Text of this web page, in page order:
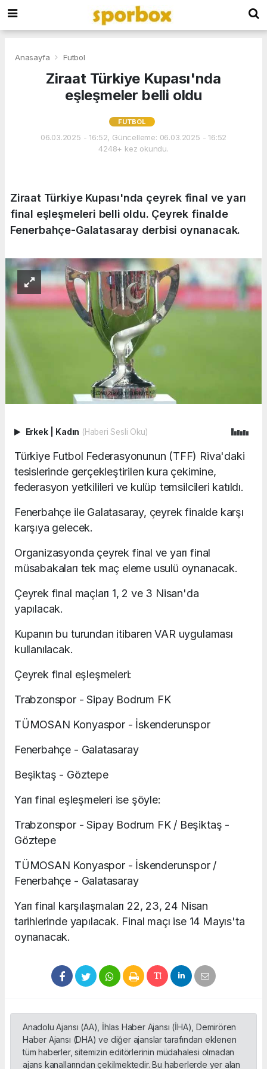
Anasayfa Futbol
Ziraat Türkiye Kupası'nda
eşleşmeler belli oldu
FUTBOL
06.03.2025 - 16:52, Güncelleme: 06.03.2025 - 16:52
4248+ kez okundu.
Ziraat Türkiye Kupası'nda çeyrek final ve yarı
final eşleşmeleri belli oldu. Çeyrek finalde
Fenerbahçe-Galatasaray derbisi oynanacak.
Erkek Kadın (Haberi Sesli Oku)
Türkiye Futbol Federasyonunun (TFF) Riva'daki
tesislerinde gerçekleştirilen kura çekimine,
federasyon yetkilileri ve kulüp temsilcileri katıldı.
Fenerbahçe ile Galatasaray, çeyrek finalde karşı
karşıya gelecek.
Organizasyonda çeyrek final ve yarı final
müsabakaları tek maç eleme usulü oynanacak.
Çeyrek final maçları 1, 2 ve 3 Nisan'da
yapılacak.
Kupanın bu turundan itibaren VAR uygulaması
kullanılacak.
Çeyrek final eşleşmeleri:
Trabzonspor - Sipay Bodrum FK
TÜMOSAN Konyaspor - İskenderunspor
Fenerbahçe - Galatasaray
Beşiktaş - Göztepe
Yarı final eşleşmeleri ise şöyle:
Trabzonspor - Sipay Bodrum FK / Beşiktaş -
Göztepe
TÜMOSAN Konyaspor - İskenderunspor /
Fenerbahçe - Galatasaray
Yarı final karşılaşmaları 22, 23, 24 Nisan
tarihlerinde yapılacak. Final maçı ise 14 Mayıs'ta
oynanacak.
Anadolu Ajansı (AA), İhlas Haber Ajansı (İHA), Demirören
Haber Ajansı (DHA) ve diğer ajanslar tarafından eklenen
tüm haberler, sitemizin editörlerinin müdahalesi olmadan
ajans kanallarından çekilmektedir. Bu haberlerde yer alan